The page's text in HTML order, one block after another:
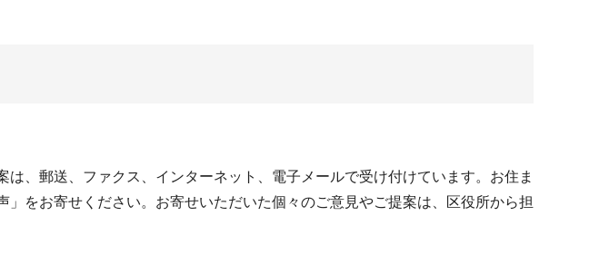
、郵送、ファクス、インターネット、電子メールで受け付けています。お住ま
をお寄せください。お寄せいただいた個々のご意見やご提案は、区役所から担